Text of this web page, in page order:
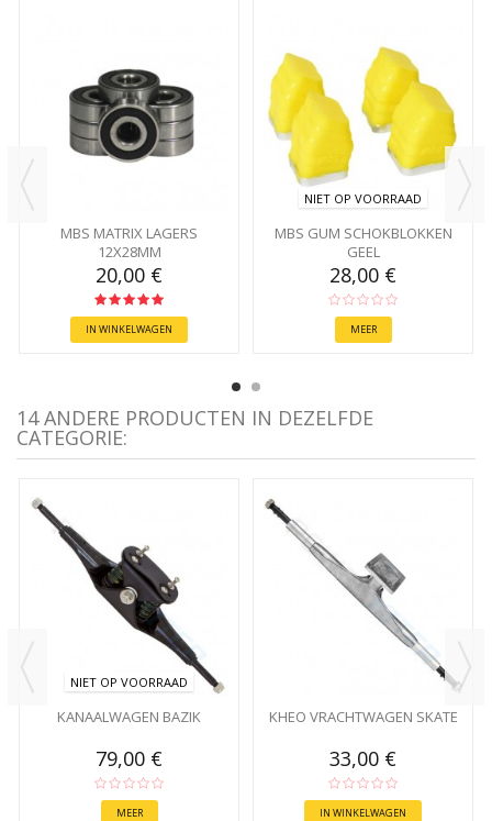
MBS MATRIX LAGERS
12X28MM
20,00 €
IN WINKELWAGEN
NIET OP VOORRAAD
MBS GUM SCHOKBLOKKEN
GEEL
28,00 €
MEER
14 ANDERE PRODUCTEN IN DEZELFDE
CATEGORIE:
NIET OP VOORRAAD
KANAALWAGEN BAZIK
79,00 €
MEER
KHEO VRACHTWAGEN SKATE
33,00 €
IN WINKELWAGEN